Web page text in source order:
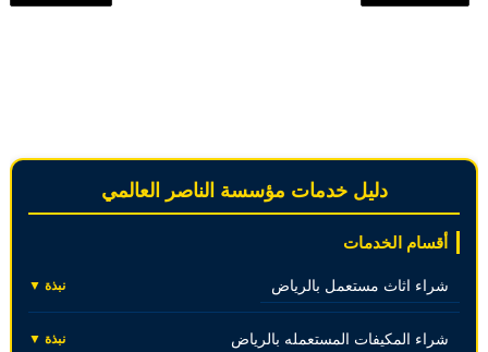
دليل خدمات مؤسسة الناصر العالمي
أقسام الخدمات
شراء اثاث مستعمل بالرياض نبذة ▼
شراء المكيفات المستعمله بالرياض نبذة ▼